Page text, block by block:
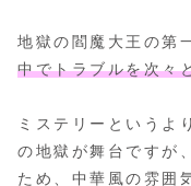
地獄の閻魔大王の第
中でトラブルを次々
ミステリーというよ
の地獄が舞台ですが
ため、中華風の雰囲